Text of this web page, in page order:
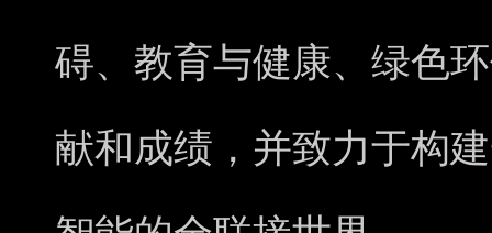
碍、教育与健康、绿色
献和成绩，并致力于构